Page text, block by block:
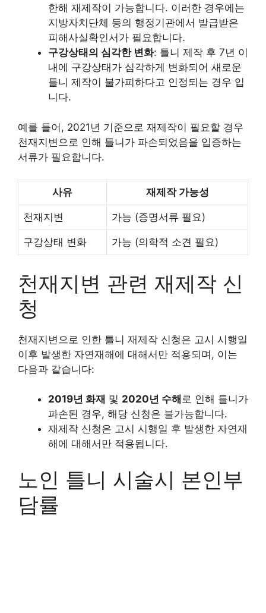
한해 재제작이 가능합니다. 이러한 경우에는
지방자치단체 등의 행정기관에서 발급받은
피해사실확인서가 필요합니다.
구강상태의 심각한 변화: 틀니 제작 후 7년 이
내에 구강상태가 심각하게 변화되어 새로운
틀니 제작이 불가피하다고 인정되는 경우 입
니다.
예를 들어, 2021년 기준으로 재제작이 필요할 경우
천재지변으로 인해 틀니가 파손되었음을 입증하는
서류가 필요합니다.
사유 재제작 가능성
천재지변 가능 (증명서류 필요)
구강상태 변화 가능 (의학적 소견 필요)
천재지변 관련 재제작 신
청
천재지변으로 인한 틀니 재제작 신청은 고시 시행일
이후 발생한 자연재해에 대해서만 적용되며, 이는
다음과 같습니다:
2019년 화재 및 2020년 수해 로 인해 틀니가
파손된 경우, 해당 신청은 불가능합니다.
재제작 신청은 고시 시행일 후 발생한 자연재
해에 대해서만 적용됩니다.
노인 틀니 시술시 본인부
담률